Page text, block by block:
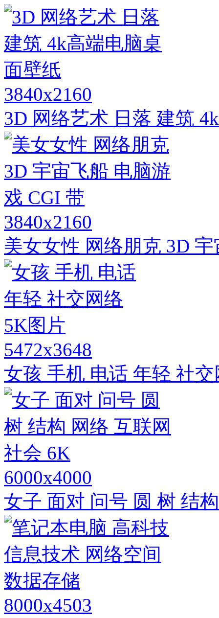
3840x2160
3D 网络艺术 日落 建筑
3840x2160
美女女性 网络朋克 3D
5472x3648
女孩 手机 电话 年轻 社
6000x4000
女子 面对 问号 圆 树 结
8000x4503